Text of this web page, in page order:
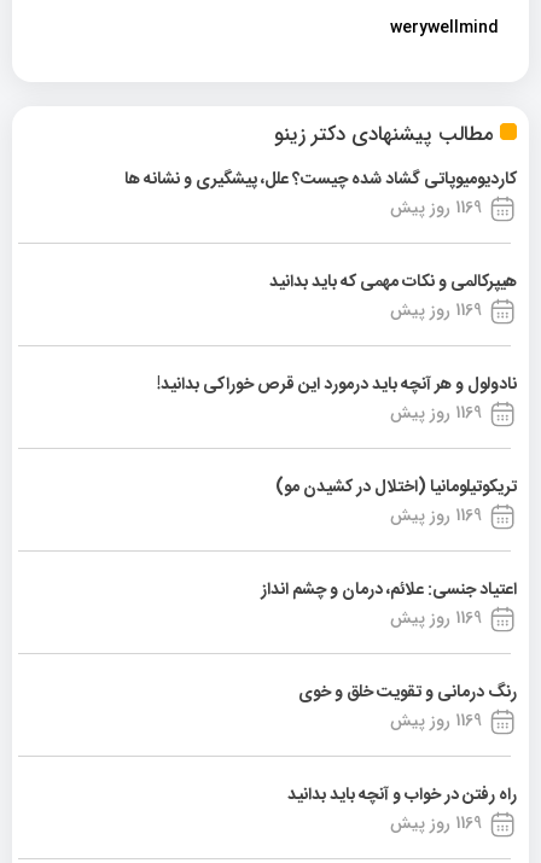
مطالب پیشنهادی دکتر زینو
کاردیومیوپاتی گشاد شده چیست؟ علل، پیشگیری و نشانه ها
1169 روز پیش
هیپرکالمی و نکات مهمی که باید بدانید
1169 روز پیش
نادولول و هر آنچه باید درمورد این قرص خوراکی بدانید!
1169 روز پیش
تریکوتیلومانیا (اختلال در کشیدن مو)
1169 روز پیش
اعتیاد جنسی: علائم، درمان و چشم انداز
1169 روز پیش
رنگ درمانی و تقویت خلق و خوی
1169 روز پیش
راه رفتن در خواب و آنچه باید بدانید
1169 روز پیش
werywellmind